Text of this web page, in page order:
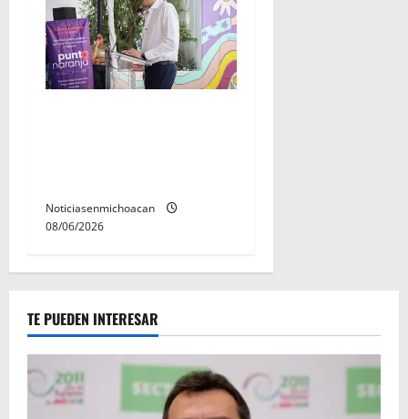
Noticiasenmichoacan
08/06/2026
TE PUEDEN INTERESAR